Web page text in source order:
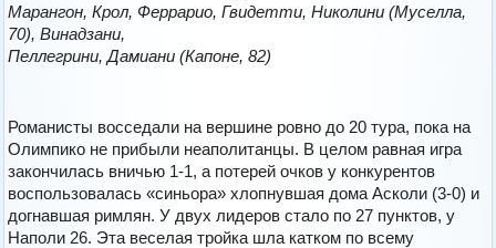
Марангон, Крол, Феррарио, Гвидетти, Николини (Муселла,
70), Винадзани,
Пеллегрини, Дамиани (Капоне, 82)
Романисты восседали на вершине ровно до 20 тура, пока на
Олимпико не прибыли неаполитанцы. В целом равная игра
закончилась вничью 1-1, а потерей очков у конкурентов
воспользовалась «синьора» хлопнувшая дома Асколи (3-0) и
догнавшая римлян. У двух лидеров стало по 27 пунктов, у
Наполи 26. Эта веселая тройка шла катком по всему